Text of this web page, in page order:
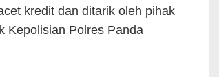
kredit dan ditarik oleh pihak
Kepolisian Polres Panda